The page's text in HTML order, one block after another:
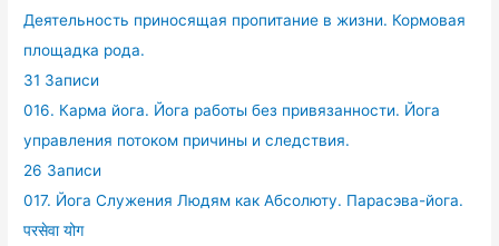
Деятельность приносящая пропитание в жизни. Кормовая
площадка рода.
31 Записи
016. Карма йога. Йога работы без привязанности. Йога
управления потоком причины и следствия.
26 Записи
017. Йога Служения Людям как Абсолюту. Парасэва-йога.
परसेवा योग